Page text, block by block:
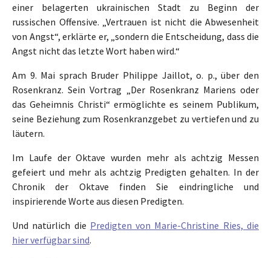
einer belagerten ukrainischen Stadt zu Beginn der
russischen Offensive. „Vertrauen ist nicht die Abwesenheit
von Angst“, erklärte er, „sondern die Entscheidung, dass die
Angst nicht das letzte Wort haben wird.“
Am 9. Mai sprach Bruder Philippe Jaillot, o. p., über den
Rosenkranz. Sein Vortrag „Der Rosenkranz Mariens oder
das Geheimnis Christi“ ermöglichte es seinem Publikum,
seine Beziehung zum Rosenkranzgebet zu vertiefen und zu
läutern.
Im Laufe der Oktave wurden mehr als achtzig Messen
gefeiert und mehr als achtzig Predigten gehalten. In der
Chronik der Oktave finden Sie eindringliche und
inspirierende Worte aus diesen Predigten.
Und natürlich die Predigten von Marie-Christine Ries, die
hier verfügbar sind.